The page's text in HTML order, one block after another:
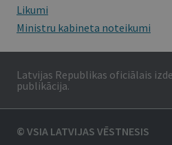
Likumi
Ministru kabineta noteikumi
Latvijas Republikas oficiālais
publikācija.
© VSIA LATVIJAS VĒSTNESIS